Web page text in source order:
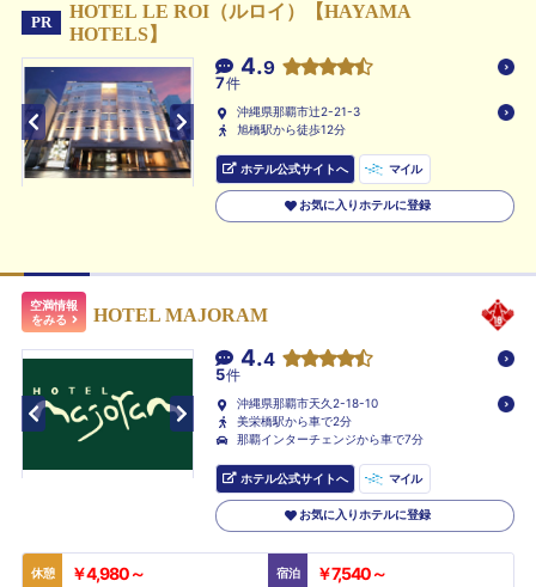
PR
HOTEL LE ROI（ルロイ）【HAYAMA
HOTELS】
4.9
7件
沖縄県那覇市辻2-21-3
旭橋駅から徒歩12分
ホテル公式サイトへ マイル
お気に入りホテルに登録
空満情報
をみる
HOTEL MAJORAM
4.4
5件
沖縄県那覇市天久2-18-10
美栄橋駅から車で2分
那覇インターチェンジから車で7分
ホテル公式サイトへ マイル
お気に入りホテルに登録
休憩 ￥4,980～ 宿泊 ￥7,540～